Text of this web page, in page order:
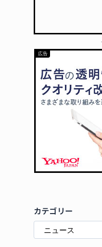
カテゴリー